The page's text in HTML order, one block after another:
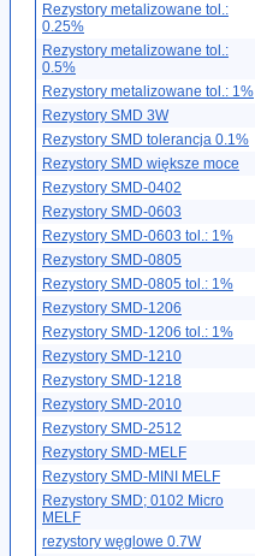
Rezystory metalizowane tol.:
0.25%
Rezystory metalizowane tol.:
0.5%
Rezystory metalizowane tol.: 1%
Rezystory SMD 3W
Rezystory SMD tolerancja 0.1%
Rezystory SMD większe moce
Rezystory SMD-0402
Rezystory SMD-0603
Rezystory SMD-0603 tol.: 1%
Rezystory SMD-0805
Rezystory SMD-0805 tol.: 1%
Rezystory SMD-1206
Rezystory SMD-1206 tol.: 1%
Rezystory SMD-1210
Rezystory SMD-1218
Rezystory SMD-2010
Rezystory SMD-2512
Rezystory SMD-MELF
Rezystory SMD-MINI MELF
Rezystory SMD; 0102 Micro
MELF
rezystory węglowe 0.7W